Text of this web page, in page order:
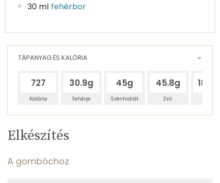
30 ml fehérbor
TÁPANYAG ÉS KALÓRIA
727
Kalória
30.9g
Fehérje
45g
Szénhidrát
45.8g
Zsír
Egy
adagban
10%
TÁPANYAGTARTALOM
Elkészítés
A gombóchoz